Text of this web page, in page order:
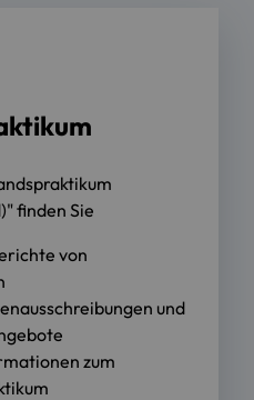
finden Sie
von
und
zum